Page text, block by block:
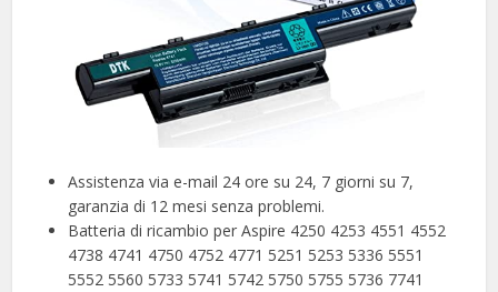
Assistenza via e-mail 24 ore su 24, 7 giorni su 7,
garanzia di 12 mesi senza problemi.
Batteria di ricambio per Aspire 4250 4253 4551 4552
4738 4741 4750 4752 4771 5251 5253 5336 5551
5552 5560 5733 5741 5742 5750 5755 5736 7741